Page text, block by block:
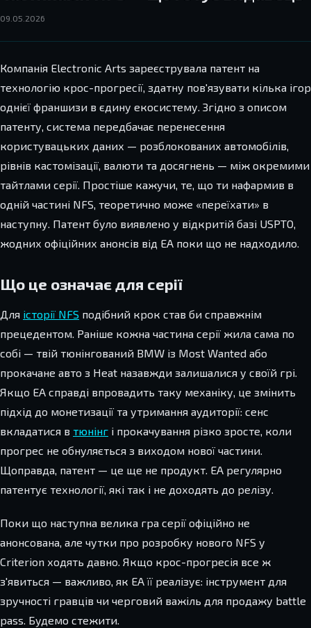
09.05.2026
Компанія Electronic Arts зареєструвала патент на
технологію крос-прогресії, здатну пов'язувати кілька ігор
однієї франшизи в єдину екосистему. Згідно з описом
патенту, система передбачає перенесення
користувацьких даних — розблокованих автомобілів,
рівнів кастомізації, валюти та досягнень — між окремими
тайтлами серії. Простіше кажучи, те, що ти нафармив в
одній частині NFS, теоретично може «переїхати» в
наступну. Патент було виявлено у відкритій базі USPTO,
жодних офіційних анонсів від EA поки що не надходило.
Що це означає для серії
Для історії NFS подібний крок став би справжнім
прецедентом. Раніше кожна частина серії жила сама по
собі — твій тюнінгований BMW із Most Wanted або
прокачане авто з Heat назавжди залишалися у своїй грі.
Якщо EA справді впровадить таку механіку, це змінить
підхід до монетизації та утримання аудиторії: сенс
вкладатися в тюнінг і прокачування різко зросте, коли
прогрес не обнуляється з виходом нової частини.
Щоправда, патент — це ще не продукт. EA регулярно
патентує технології, які так і не доходять до релізу.
Поки що наступна велика гра серії офіційно не
анонсована, але чутки про розробку нового NFS у
Criterion ходять давно. Якщо крос-прогресія все ж
з'явиться — важливо, як EA її реалізує: інструмент для
зручності гравців чи черговий важіль для продажу battle
pass. Будемо стежити.